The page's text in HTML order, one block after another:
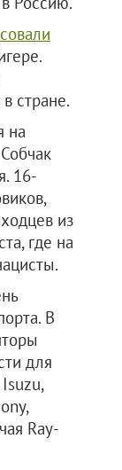
стране.
на
16-
из
где на
В
для
Ray-